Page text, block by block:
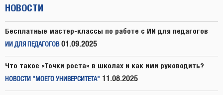
НОВОСТИ
Бесплатные мастер-классы по работе с ИИ для педагогов
ИИ ДЛЯ ПЕДАГОГОВ 01.09.2025
Что такое «Точки роста» в школах и как ими руководить?
НОВОСТИ "МОЕГО УНИВЕРСИТЕТА" 11.08.2025